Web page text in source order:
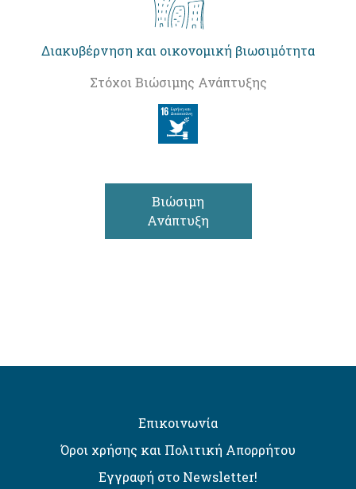
Διακυβέρνηση και οικονομική βιωσιμότητα
Στόχοι Βιώσιμης Ανάπτυξης
Βιώσιμη
Ανάπτυξη
Επικοινωνία
Όροι χρήσης και Πολιτική Απορρήτου
Εγγραφή στο Newsletter!